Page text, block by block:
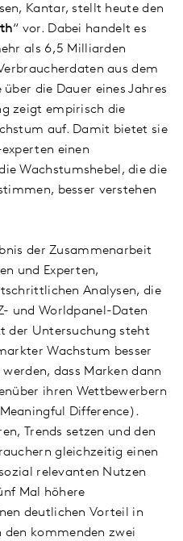
Kantar, stellt heute den
“ vor. Dabei handelt es
als 6,5 Milliarden
aus dem
die Dauer eines Jahres
zeigt empirisch die
auf. Damit bietet sie
einen
Wachstumshebel, die die
besser verstehen
der Zusammenarbeit
und Experten,
Analysen, die
und Worldpanel-Daten
der Untersuchung steht
Wachstum besser
dass Marken dann
ihren Wettbewerbern
Difference).
Trends setzen und den
gleichzeitig einen
relevanten Nutzen
Mal höhere
deutlichen Vorteil in
den kommenden zwei